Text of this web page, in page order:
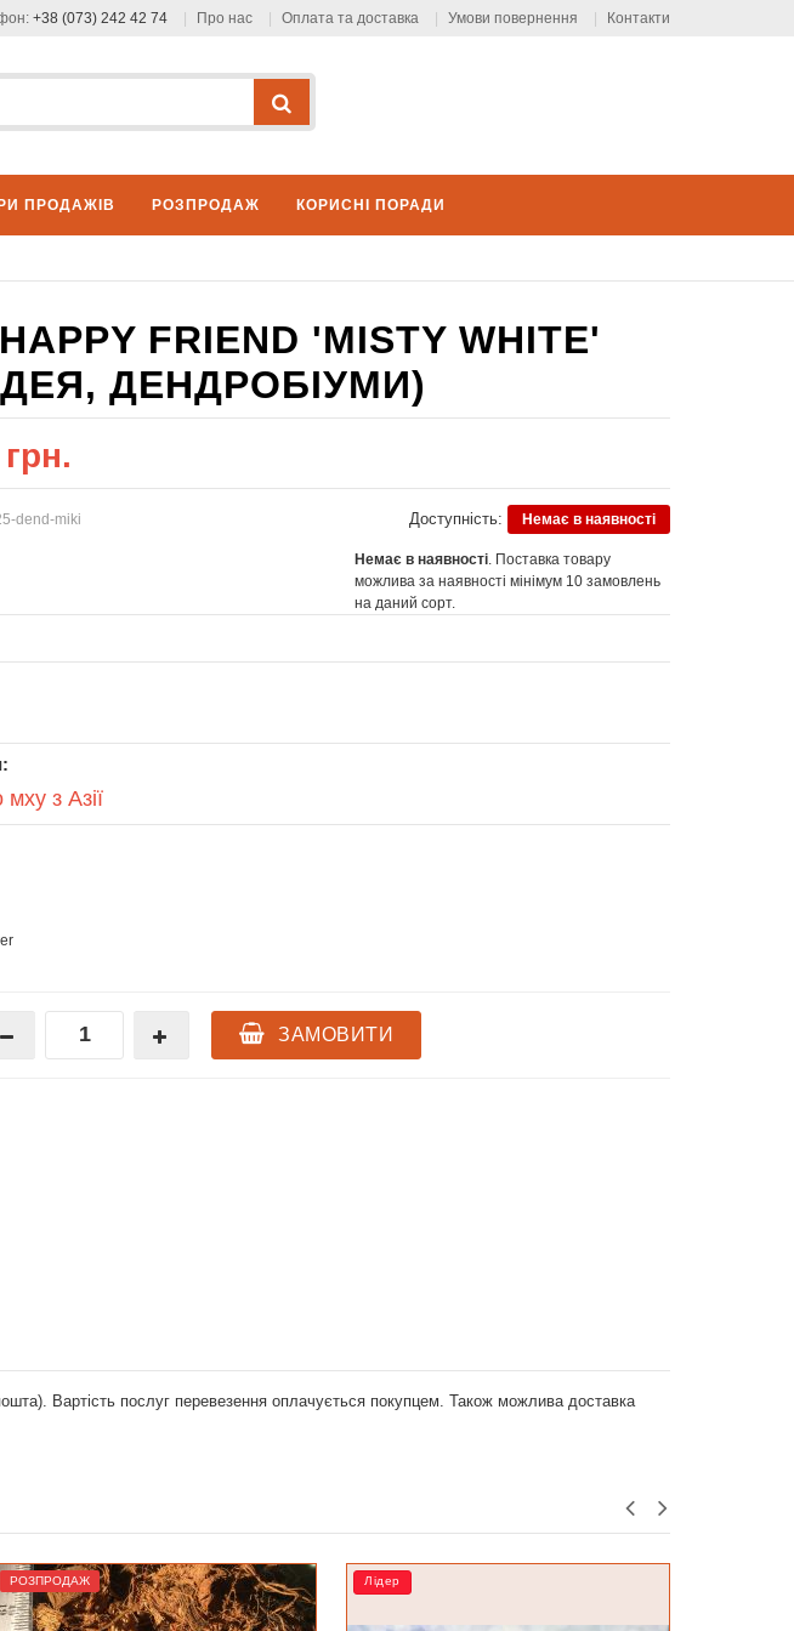
+38 (073) 242 42 74 Про нас Оплата та доставка Умови повернення Контакти
ПРОДАЖІВ РОЗПРОДАЖ КОРИСНІ ПОРАДИ
FRIEND 'MISTY WHITE'
ДЕНДРОБІУМИ)
dend-miki Доступність: Немає в наявності
Немає в наявності. Поставка товару
можлива за наявності мінімум 10 замовлень
на даний сорт.
мху з Азії
ЗАМОВИТИ
Вартість послуг перевезення оплачується покупцем. Також можлива доставка
Лідер Лідер